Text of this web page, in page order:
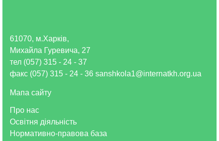
Про нас
Освітня діяльність
Нормативно-правова база
61070, м.Харків,
Михайла Гуревича, 27
тел (057) 315 - 24 - 37
факс (057) 315 - 24 - 36 sanshkola1@internatkh.org.ua
Мапа сайту